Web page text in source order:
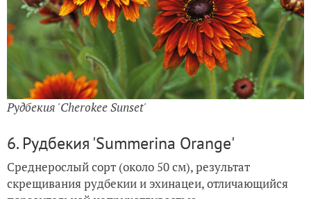
Рудбекия 'Cherokee Sunset'
6. Рудбекия 'Summerina Orange'
Среднерослый сорт (около 50 см), результат
скрещивания рудбекии и эхинацеи, отличающийся